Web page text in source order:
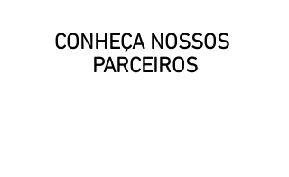
CONHEÇA NOSSOS
PARCEIROS